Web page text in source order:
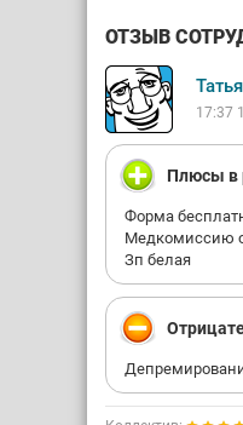
ОТЗЫВ
17:37
Плюсы в
Форма
Медкомиссию
Зп белая